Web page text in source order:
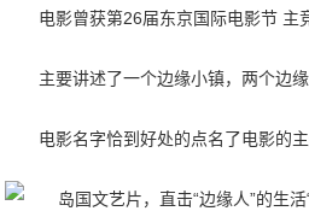
电影曾获第26届东京国际电影节 主
主要讲述了一个边缘小镇，两个边
电影名字恰到好处的点名了电影的